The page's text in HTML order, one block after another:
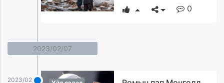
0
2023/02/07
2023/02/07